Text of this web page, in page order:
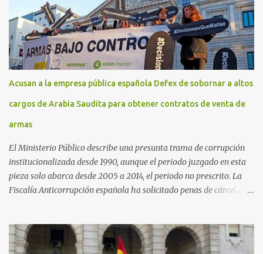
Acusan a la empresa pública española Defex de sobornar a altos
cargos de Arabia Saudita para obtener contratos de venta de
armas
El Ministerio Público describe una presunta trama de corrupción
institucionalizada desde 1990, aunque el periodo juzgado en esta
pieza solo abarca desde 2005 a 2014, el periodo no prescrito. La
Fiscalía Anticorrupción española ha solicitado penas de cárcel de
Arabia Saudita a través de la empresa pública española Defex,
disuelta. El fiscal Conrado Saiz describe en su escrito de